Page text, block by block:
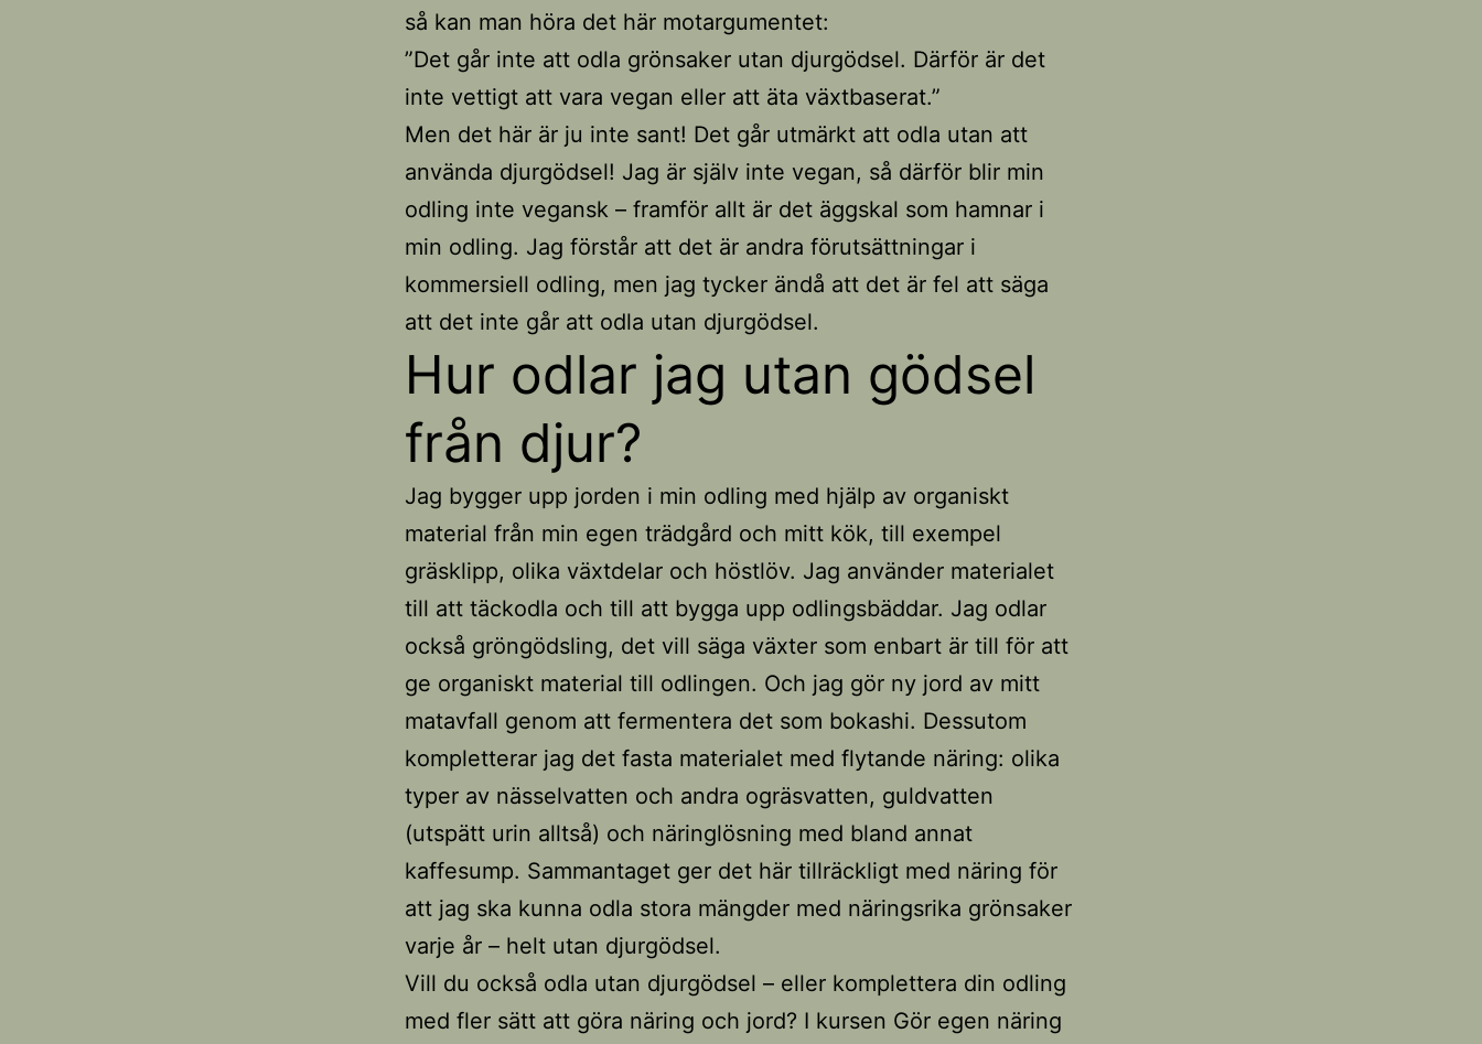
så kan man höra det här motargumentet:
”Det går inte att odla grönsaker utan djurgödsel. Därför är det
inte vettigt att vara vegan eller att äta växtbaserat.”
Men det här är ju inte sant! Det går utmärkt att odla utan att
använda djurgödsel! Jag är själv inte vegan, så därför blir min
odling inte vegansk – framför allt är det äggskal som hamnar i
min odling. Jag förstår att det är andra förutsättningar i
kommersiell odling, men jag tycker ändå att det är fel att säga
att det inte går att odla utan djurgödsel.
Hur odlar jag utan gödsel
från djur?
Jag bygger upp jorden i min odling med hjälp av organiskt
material från min egen trädgård och mitt kök, till exempel
gräsklipp, olika växtdelar och höstlöv. Jag använder materialet
till att täckodla och till att bygga upp odlingsbäddar. Jag odlar
också gröngödsling, det vill säga växter som enbart är till för att
ge organiskt material till odlingen. Och jag gör ny jord av mitt
matavfall genom att fermentera det som bokashi. Dessutom
kompletterar jag det fasta materialet med flytande näring: olika
typer av nässelvatten och andra ogräsvatten, guldvatten
(utspätt urin alltså) och näringlösning med bland annat
kaffesump. Sammantaget ger det här tillräckligt med näring för
att jag ska kunna odla stora mängder med näringsrika grönsaker
varje år – helt utan djurgödsel.
Vill du också odla utan djurgödsel – eller komplettera din odling
med fler sätt att göra näring och jord? I kursen Gör egen näring